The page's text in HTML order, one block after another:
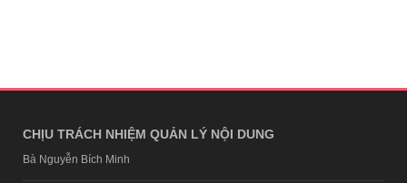
CHỊU TRÁCH NHIỆM QUẢN LÝ NỘI DUNG
Bà Nguyễn Bích Minh